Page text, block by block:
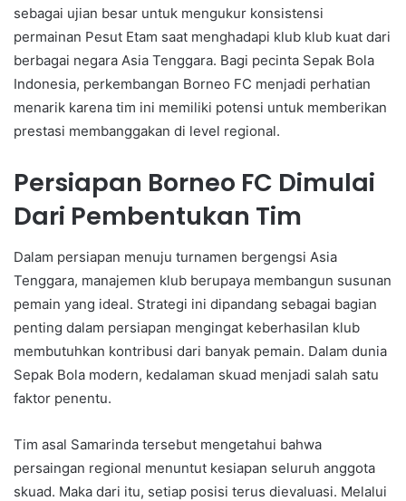
sebagai ujian besar untuk mengukur konsistensi
permainan Pesut Etam saat menghadapi klub klub kuat dari
berbagai negara Asia Tenggara. Bagi pecinta Sepak Bola
Indonesia, perkembangan Borneo FC menjadi perhatian
menarik karena tim ini memiliki potensi untuk memberikan
prestasi membanggakan di level regional.
Persiapan Borneo FC Dimulai
Dari Pembentukan Tim
Dalam persiapan menuju turnamen bergengsi Asia
Tenggara, manajemen klub berupaya membangun susunan
pemain yang ideal. Strategi ini dipandang sebagai bagian
penting dalam persiapan mengingat keberhasilan klub
membutuhkan kontribusi dari banyak pemain. Dalam dunia
Sepak Bola modern, kedalaman skuad menjadi salah satu
faktor penentu.
Tim asal Samarinda tersebut mengetahui bahwa
persaingan regional menuntut kesiapan seluruh anggota
skuad. Maka dari itu, setiap posisi terus dievaluasi. Melalui